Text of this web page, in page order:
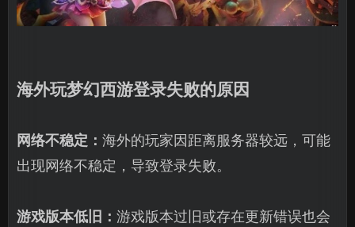
海外玩梦幻西游登录失败的原因
网络不稳定： 海外的玩家因距离服务器较远，可能
出现网络不稳定，导致登录失败。
游戏版本低旧： 游戏版本过旧或存在更新错误也会